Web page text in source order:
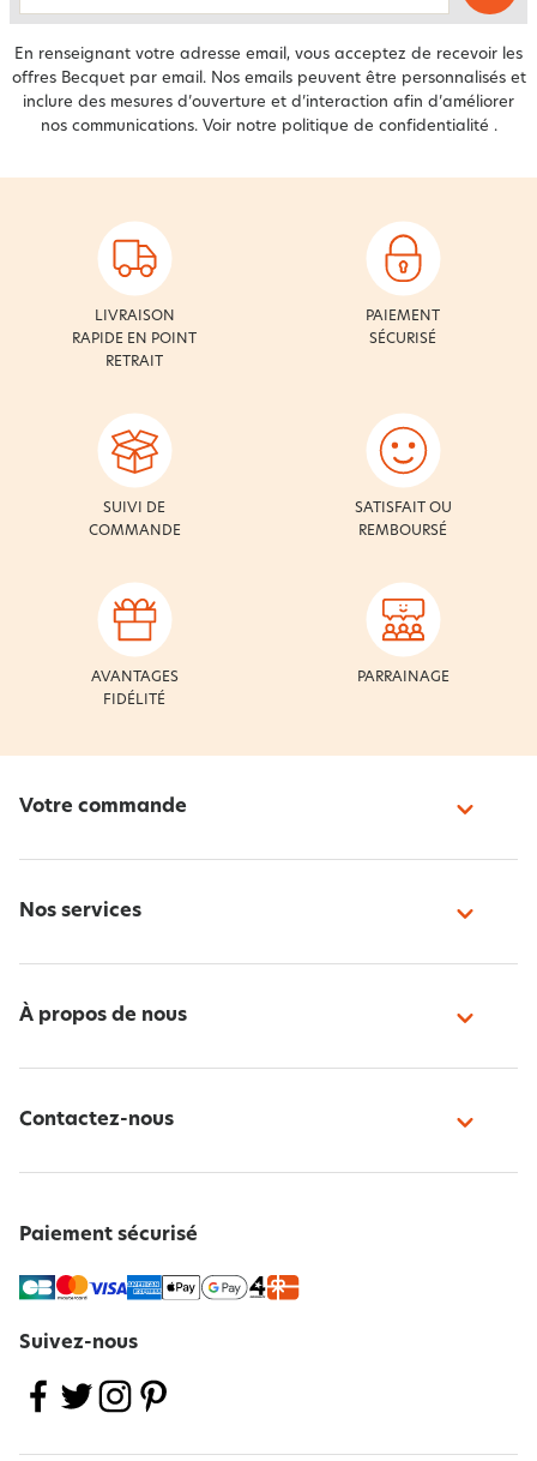
En renseignant votre adresse email, vous acceptez de recevoir les
offres Becquet par email. Nos emails peuvent être personnalisés et
inclure des mesures d’ouverture et d’interaction afin d’améliorer
nos communications. Voir notre politique de confidentialité .
LIVRAISON
RAPIDE EN POINT
RETRAIT
PAIEMENT
SÉCURISÉ
SUIVI DE
COMMANDE
SATISFAIT OU
REMBOURSÉ
AVANTAGES
FIDÉLITÉ
PARRAINAGE
Votre commande
Nos services
À propos de nous
Contactez-nous
Paiement sécurisé
Suivez-nous